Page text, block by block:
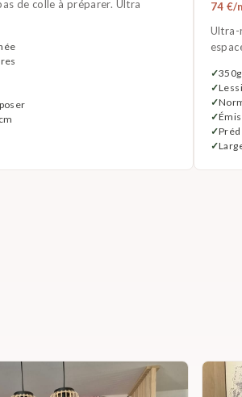
de colle à préparer. Ultra
74 €/
Ultra-